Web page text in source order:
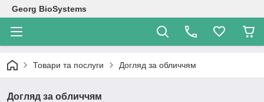
Georg BioSystems
Товари та послуги Догляд за обличчям
Догляд за обличчям